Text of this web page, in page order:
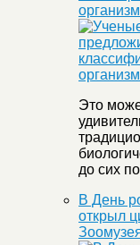
Это
до сих
В День
открыл